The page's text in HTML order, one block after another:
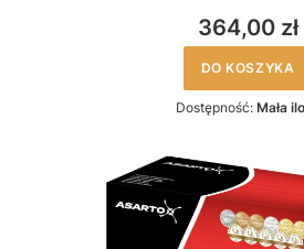
364,00 zł
DO KOSZYKA
Dostępność: Mała